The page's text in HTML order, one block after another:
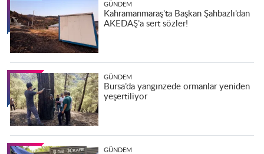
GÜNDEM
Kahramanmaraş'ta Başkan Şahbazlı’dan
AKEDAŞ’a sert sözler!
GÜNDEM
Bursa’da yangınzede ormanlar yeniden
yeşertiliyor
GÜNDEM